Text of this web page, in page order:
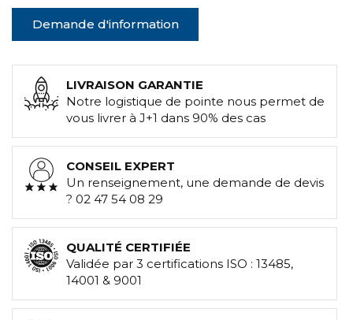
Demande d'information
LIVRAISON GARANTIE
Notre logistique de pointe nous permet de
vous livrer à J+1 dans 90% des cas
CONSEIL EXPERT
Un renseignement, une demande de devis
? 02 47 54 08 29
QUALITÉ CERTIFIÉE
Validée par 3 certifications ISO : 13485,
14001 & 9001